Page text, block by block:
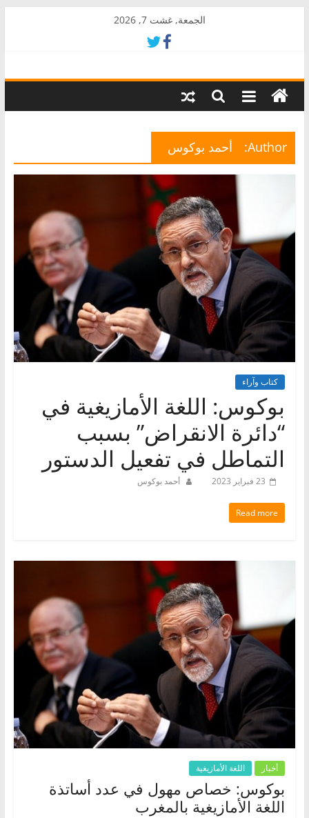
الجمعة, غشت 7, 2026
AkalPress
منبر
المغرب
Author: أحمد بوكوس
كتاب وآراء
بوكوس: اللغة الأمازيغية في
“دائرة الانقراض” بسبب
التماطل في تفعيل الدستور
23 فبراير 2023 أحمد بوكوس
Read more
أخبار اللغة الأمازيغية
بوكوس: خصاص مهول في عدد أساتذة
اللغة الأمازيغية بالمغرب